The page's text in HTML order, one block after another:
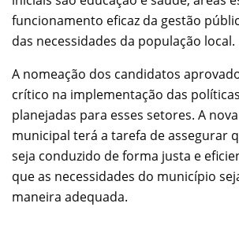
funcionamento eficaz da gestão
das necessidades da população local.
A nomeação dos candidatos
crítico na implementação das
planejadas para esses setores. A
municipal terá a tarefa de assegurar
seja conduzido de forma justa e
que as necessidades do município
maneira adequada.